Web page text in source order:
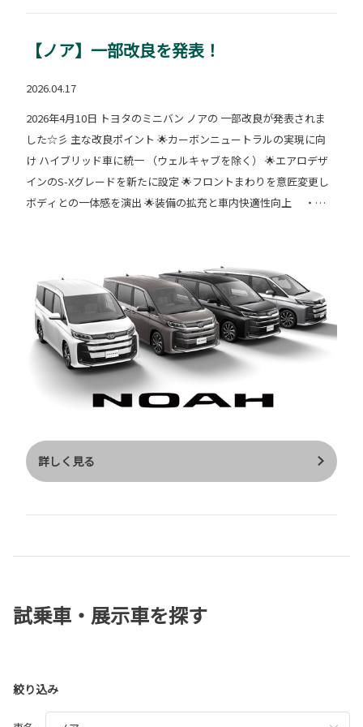
通知の メールを受け取るにチェックを入れる。 これで通知が届
く設定完了です♪ クルマの状態を確認する方法 ① My TOYOTA＋
アプリを起動し リモート確認をタップ ② クルマの状況が確認で
きます。 ＊・＊・＊・＊・＊・＊・＊ いかがでしたか？ アプリ
クルマを購入したら ぜひ使ってみて下さい☆ ＊・＊・＊・＊・
＊・＊・＊ 千葉トヨペット茂原店では 他にも便利な機能やサー
ビスを ご紹介しております。 ぜひご覧ください😊♪ ↓
↓ 《お店ホームページ》 千葉トヨペット 茂原店 《カス
タマイズシリーズ》
【ノア】一部改良を発表！
2026.04.17
2026年4月10日 トヨタのミニバン ノアの 一部改良が発表されま
した☆彡 主な改良ポイント 🌟カーボンニュートラルの実現に向
け ハイブリッド車に統一 （ウェルキャブを除く） 🌟エアロデザ
インのS-Xグレードを新たに設定 🌟フロントまわりを意匠変更し
ボディとの一体感を演出 🌟装備の拡充と車内快適性向上 ・メ
ブレコーダーを設定 （S-Zは標準装備、S-Gはメーカーオプショ
ン） ・ワンタッチスイッチ付 デュアルパワースライドドアを
S-Gにも標準装備として追加 （S-Xはメーカーオプション） 🌟ボ
ディカラー2色を新規設定 -ニュートラルブラック- -アーバンロッ
ク- 以上 主な改良ポイントをご紹介しました♪ ノアの納期情報は
こちら https://www.chibatoyopet.co.jp/newcar/noah ノアのカ
タログは トヨタ自動車WEBサイトをご覧ください https://toyota.
詳しく見る
試乗車・展示車を探す
絞り込み